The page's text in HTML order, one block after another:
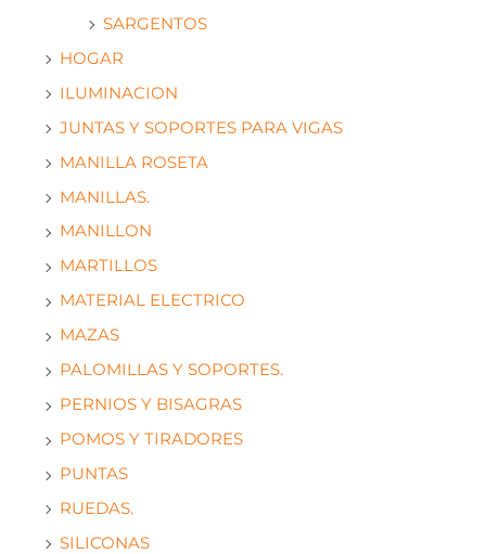
SARGENTOS
HOGAR
ILUMINACION
JUNTAS Y SOPORTES PARA VIGAS
MANILLA ROSETA
MANILLAS.
MANILLON
MARTILLOS
MATERIAL ELECTRICO
MAZAS
PALOMILLAS Y SOPORTES.
PERNIOS Y BISAGRAS
POMOS Y TIRADORES
PUNTAS
RUEDAS.
SILICONAS